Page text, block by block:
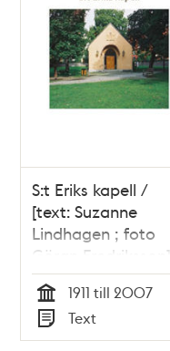
S:t Eriks kapell /
[text: Suzanne
Lindhagen ; foto
Göran Fredriksson]
Tid
1911 till 2007
Typ
Text